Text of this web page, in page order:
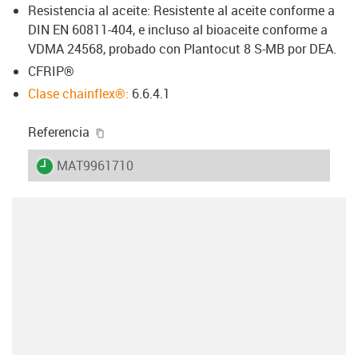
Resistencia al aceite: Resistente al aceite conforme a
DIN EN 60811-404, e incluso al bioaceite conforme a
VDMA 24568, probado con Plantocut 8 S-MB por DEA.
CFRIP®
Clase chainflex®: 6.6.4.1
Referencia
igus-icon-lieferzeit
MAT9961710